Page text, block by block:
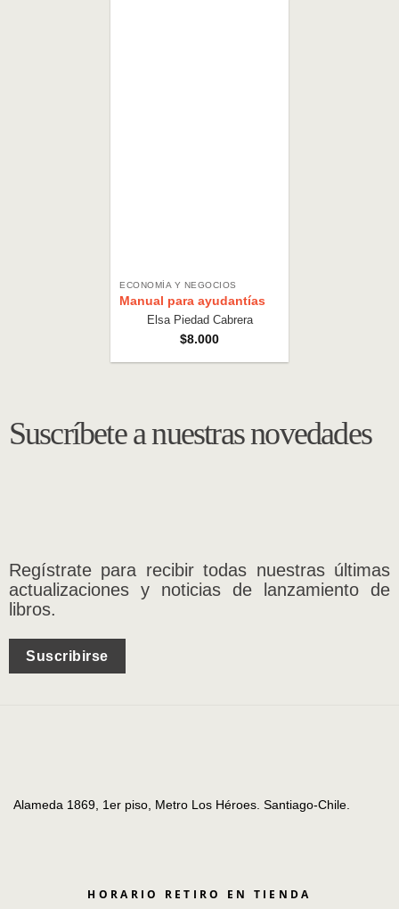
ECONOMÍA Y NEGOCIOS
Manual para ayudantías
Elsa Piedad Cabrera
$8.000
Suscríbete a nuestras novedades
Regístrate para recibir todas nuestras últimas
actualizaciones y noticias de lanzamiento de
libros.
Suscribirse
Alameda 1869, 1er piso, Metro Los Héroes. Santiago-Chile.
HORARIO RETIRO EN TIENDA